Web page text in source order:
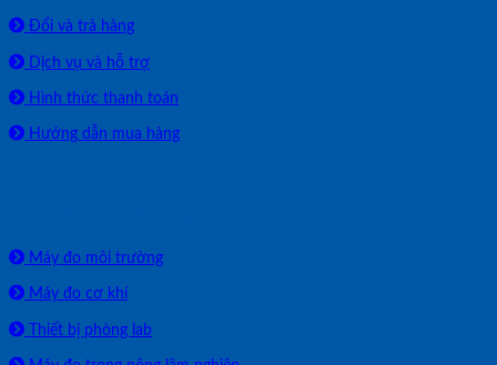
Đổi và trả hàng
Dịch vụ và hỗ trợ
Hình thức thanh toán
Hướng dẫn mua hàng
Máy đo môi trường
Máy đo cơ khí
Thiết bị phòng lab